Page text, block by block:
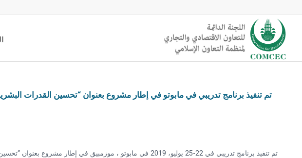
تم تنفيذ برنامج تدريبي في مابوتو في إطار مشروع بعنوان “تحسين القدرات
تم تنفيذ برنامج تدريبي في 22-25 يوليو، 2019 في مابوتو ،